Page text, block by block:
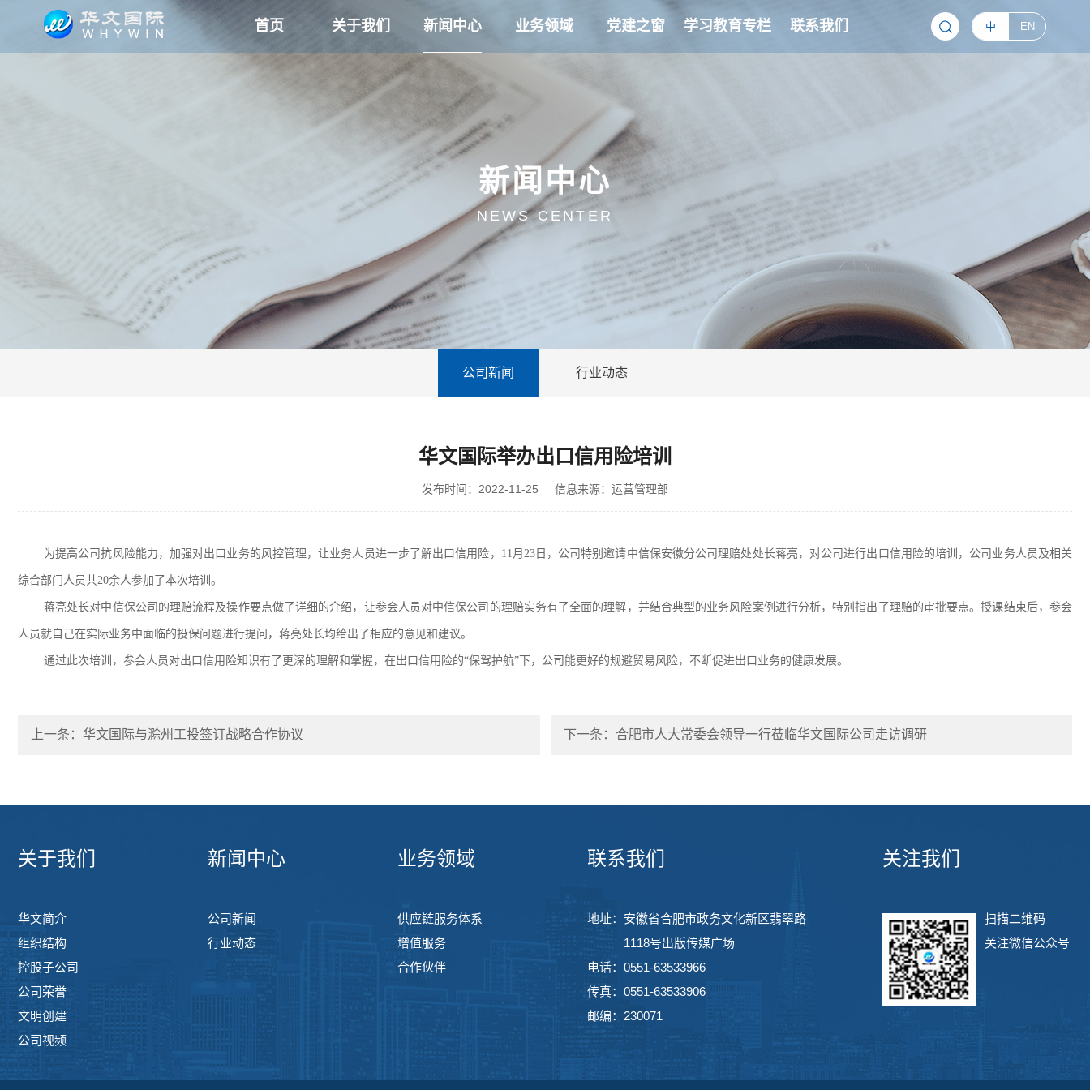
中 EN
首页 关于我们 新闻中心 业务领域 党建之窗 学习教育专栏 联系我们
新闻中心
NEWS CENTER
公司新闻 行业动态
华文国际举办出口信用险培训
发布时间：2022-11-25 信息来源：运营管理部
为提高公司抗风险能力，加强对出口业务的风控管理，让业务人员进一步了解出口信用险，11月23日，公司特别邀请中信保安徽分公司理赔处处长蒋亮，对公司进行出口信用险的培训，公司业务人员及相关
综合部门人员共20余人参加了本次培训。
蒋亮处长对中信保公司的理赔流程及操作要点做了详细的介绍，让参会人员对中信保公司的理赔实务有了全面的理解，并结合典型的业务风险案例进行分析，特别指出了理赔的审批要点。授课结束后，参会
人员就自己在实际业务中面临的投保问题进行提问，蒋亮处长均给出了相应的意见和建议。
通过此次培训，参会人员对出口信用险知识有了更深的理解和掌握，在出口信用险的“保驾护航”下，公司能更好的规避贸易风险，不断促进出口业务的健康发展。
上一条：华文国际与滁州工投签订战略合作协议 下一条：合肥市人大常委会领导一行莅临华文国际公司走访调研
关于我们
华文简介
组织结构
控股子公司
公司荣誉
文明创建
公司视频
新闻中心
公司新闻
行业动态
业务领域
供应链服务体系
增值服务
合作伙伴
联系我们
地址： 安徽省合肥市政务文化新区翡翠路
1118号出版传媒广场
电话： 0551-63533966
传真： 0551-63533906
邮编： 230071
关注我们
扫描二维码
关注微信公众号